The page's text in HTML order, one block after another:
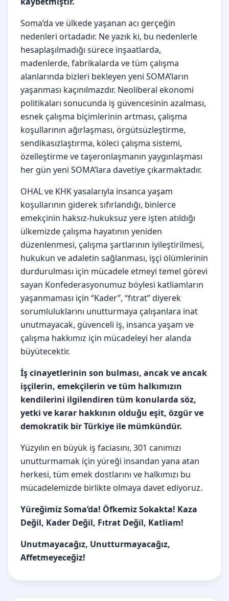
Soma’da ve ülkede yaşanan acı gerçeğin
nedenleri ortadadır. Ne yazık ki, bu nedenlerle
hesaplaşılmadığı sürece inşaatlarda,
madenlerde, fabrikalarda ve tüm çalışma
alanlarında bizleri bekleyen yeni SOMA’ların
yaşanması kaçınılmazdır. Neoliberal ekonomi
politikaları sonucunda iş güvencesinin azalması,
esnek çalışma biçimlerinin artması, çalışma
koşullarının ağırlaşması, örgütsüzleştirme,
sendikasızlaştırma, köleci çalışma sistemi,
özelleştirme ve taşeronlaşmanın yaygınlaşması
her gün yeni SOMA’lara davetiye çıkarmaktadır.
OHAL ve KHK yasalarıyla insanca yaşam
koşullarının giderek sıfırlandığı, binlerce
emekçinin haksız-hukuksuz yere işten atıldığı
ülkemizde çalışma hayatının yeniden
düzenlenmesi, çalışma şartlarının iyileştirilmesi,
hukukun ve adaletin sağlanması, işçi ölümlerinin
durdurulması için mücadele etmeyi temel görevi
sayan Konfederasyonumuz böylesi katliamların
yaşanmaması için “Kader”, “fıtrat” diyerek
sorumluluklarını unutturmaya çalışanlara inat
unutmayacak, güvenceli iş, insanca yaşam ve
çalışma hakkımız için mücadeleyi her alanda
büyütecektir.
İş cinayetlerinin son bulması, ancak ve ancak
işçilerin, emekçilerin ve tüm halkımızın
kendilerini ilgilendiren tüm konularda söz,
yetki ve karar hakkının olduğu eşit, özgür ve
demokratik bir Türkiye ile mümkündür.
Yüzyılın en büyük iş faciasını, 301 canımızı
unutturmamak için yüreği insandan yana atan
herkesi, tüm emek dostlarını ve halkımızı bu
mücadelemizde birlikte olmaya davet ediyoruz.
Yüreğimiz Soma’da! Öfkemiz Sokakta! Kaza
Değil, Kader Değil, Fıtrat Değil, Katliam!
Unutmayacağız, Unutturmayacağız,
Affetmeyeceğiz!